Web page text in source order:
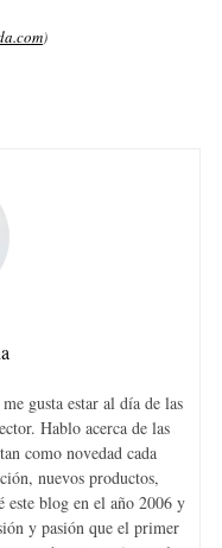
)
gusta estar al día de las
Hablo acerca de las
como novedad cada
nuevos productos,
este blog en el año 2006 y
y pasión que el primer